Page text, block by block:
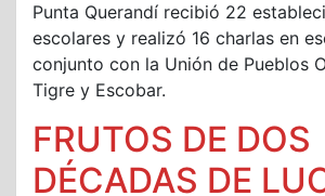
Punta Querandí recibió 22
escolares y realizó 16 charlas en
conjunto con la Unión de Pueblos
Tigre y Escobar.
FRUTOS DE DOS
DÉCADAS DE